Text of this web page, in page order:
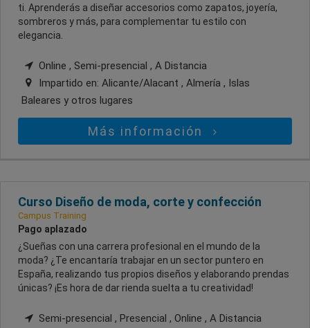
ti. Aprenderás a diseñar accesorios como zapatos, joyería,
sombreros y más, para complementar tu estilo con
elegancia.
Online , Semi-presencial , A Distancia
Impartido en: Alicante/Alacant , Almería , Islas
Baleares y otros lugares
Más información
Curso Diseño de moda, corte y confección
Campus Training
Pago aplazado
¿Sueñas con una carrera profesional en el mundo de la
moda? ¿Te encantaría trabajar en un sector puntero en
España, realizando tus propios diseños y elaborando prendas
únicas? ¡Es hora de dar rienda suelta a tu creatividad!
Semi-presencial , Presencial , Online , A Distancia